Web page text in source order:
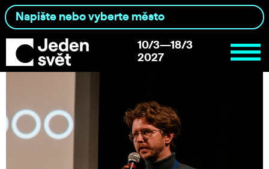
10/3—18/3
2027